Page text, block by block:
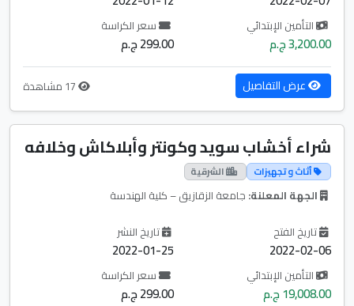
التأمين الإبتدائي
3,200.00 ج.م
سعر الكراسة
299.00 ج.م
عرض التفاصيل
شراء أخشاب سويد وكونتر وأبلاكاش وخلافه
أثاث و تجهيزات الشرقية
الجهة المعلنة: جامعة الزقازيق – كلية الهندسة
تاريخ الفتح
2022-02-06
تاريخ النشر
2022-01-25
التأمين الإبتدائي
19,008.00 ج.م
سعر الكراسة
299.00 ج.م